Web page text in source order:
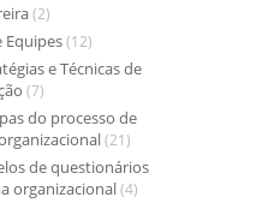
(2)
Equipes(12)
e Técnicas de
(7)
do processo de
(21)
de questionários
organizacional(4)